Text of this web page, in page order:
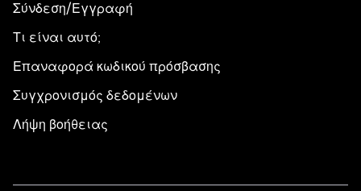
Σύνδεση/Εγγραφή
Τι είναι αυτό;
Επαναφορά κωδικού πρόσβασης
Συγχρονισμός δεδομένων
Λήψη βοήθειας